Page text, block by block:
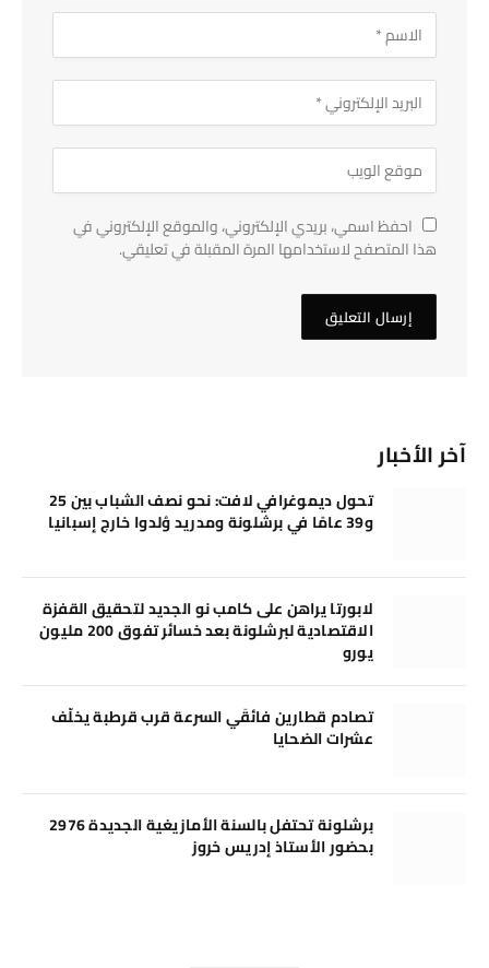
احفظ اسمي، بريدي الإلكتروني، والموقع الإلكتروني في
هذا المتصفح لاستخدامها المرة المقبلة في تعليقي.
آخر الأخبار
تحول ديموغرافي لافت: نحو نصف الشباب بين 25
و39 عامًا في برشلونة ومدريد وُلدوا خارج إسبانيا
لابورتا يراهن على كامب نو الجديد لتحقيق القفزة
الاقتصادية لبرشلونة بعد خسائر تفوق 200 مليون
يورو
تصادم قطارين فائقَي السرعة قرب قرطبة يخلّف
عشرات الضحايا
برشلونة تحتفل بالسنة الأمازيغية الجديدة 2976
بحضور الأستاذ إدريس خروز